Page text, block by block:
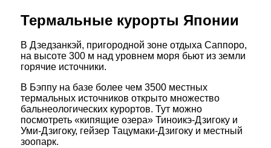
Термальные курорты Японии
В Дзедзанкэй, пригородной зоне отдыха Саппоро,
на высоте 300 м над уровнем моря бьют из земли
горячие источники.
В Бэппу на базе более чем 3500 местных
термальных источников открыто множество
бальнеологических курортов. Тут можно
посмотреть «кипящие озера» Тиноикэ-Дзигоку и
Уми-Дзигоку, гейзер Тацумаки-Дзигоку и местный
зоопарк.